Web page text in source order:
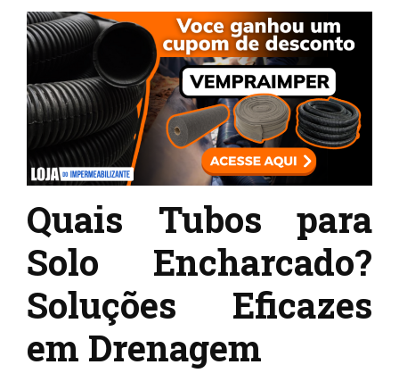
Quais Tubos para
Solo Encharcado?
Soluções Eficazes
em Drenagem